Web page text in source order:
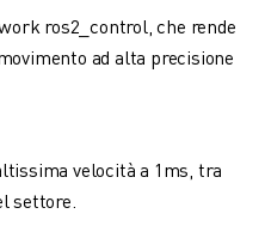
ros2_control, che rende
ad alta precisione
velocità a 1ms, tra
settore.